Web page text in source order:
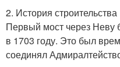
2. История строительства
Первый мост через Неву
в 1703 году. Это был
соединял